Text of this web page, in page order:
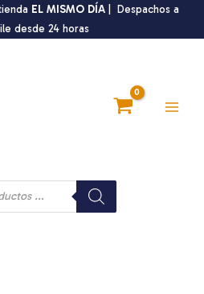
EL MISMO DÍA | Despachos a
desde 24 horas